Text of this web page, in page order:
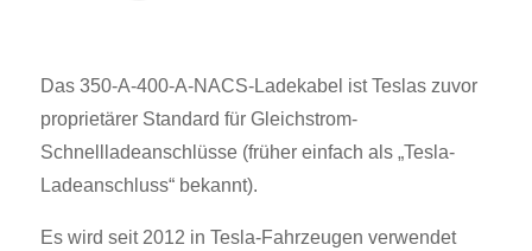
Das 350-A-400-A-NACS-Ladekabel ist Teslas zuvor
proprietärer Standard für Gleichstrom-
Schnellladeanschlüsse (früher einfach als „Tesla-
Ladeanschluss“ bekannt).
Es wird seit 2012 in Tesla-Fahrzeugen verwendet